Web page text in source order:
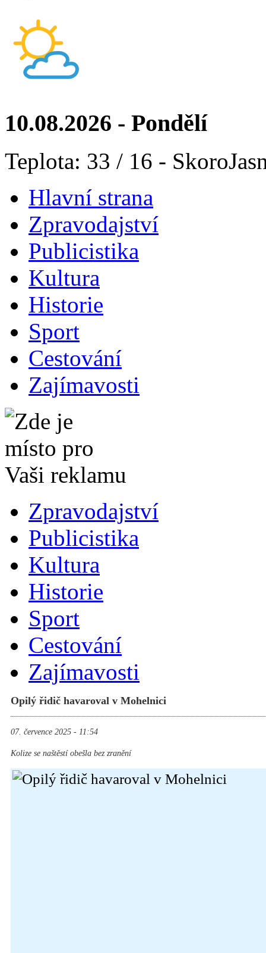
10.08.2026 - Pondělí
Teplota: 33 / 16 -
Hlavní strana
Zpravodajství
Publicistika
Kultura
Historie
Sport
Cestování
Zajímavosti
Zpravodajství
Publicistika
Kultura
Historie
Sport
Cestování
Zajímavosti
Opilý řidič havaroval v Mohelnici
07. července 2025 - 11:54
Kolize se naštěstí obešla bez zranění